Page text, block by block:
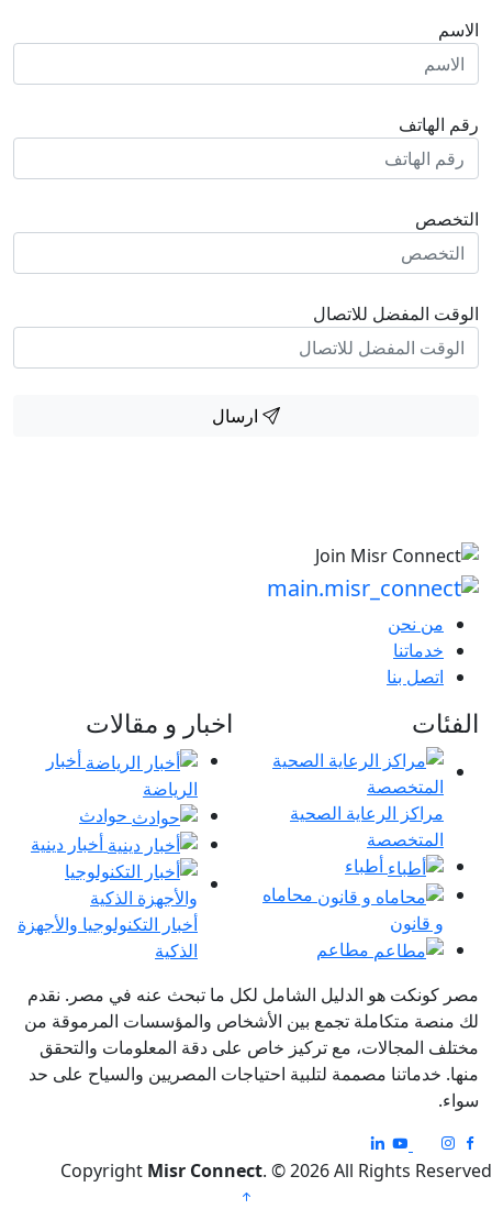
الاسم
رقم الهاتف
التخصص
الوقت المفضل للاتصال
ارسال
من نحن
خدماتنا
اتصل بنا
الفئات
مراكز الرعاية الصحية
المتخصصة
أطباء
محاماه
و قانون
مطاعم
اخبار و مقالات
أخبار
الرياضة
حوادث
أخبار دينية
أخبار التكنولوجيا والأجهزة
الذكية
مصر كونكت هو الدليل الشامل لكل ما تبحث عنه في مصر. نقدم
لك منصة متكاملة تجمع بين الأشخاص والمؤسسات المرموقة من
مختلف المجالات، مع تركيز خاص على دقة المعلومات والتحقق
منها. خدماتنا مصممة لتلبية احتياجات المصريين والسياح على حد
سواء.
Copyright Misr Connect. © 2026 All Rights Reserved